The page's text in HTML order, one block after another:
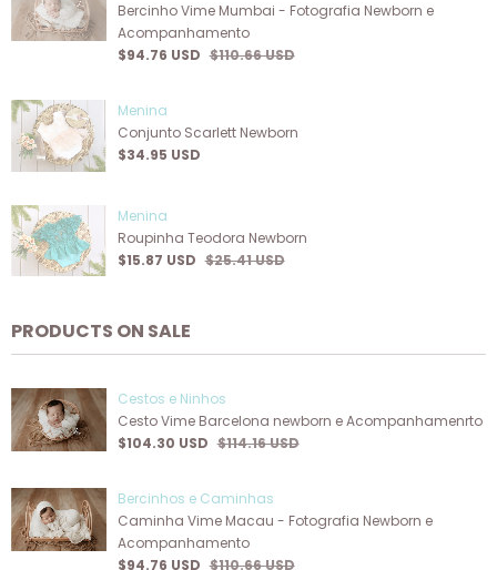
Bercinho Vime Mumbai - Fotografia Newborn e
Acompanhamento
$94.76 USD $110.66 USD
Menina
Conjunto Scarlett Newborn
$34.95 USD
Menina
Roupinha Teodora Newborn
$15.87 USD $25.41 USD
PRODUCTS ON SALE
Cestos e Ninhos
Cesto Vime Barcelona newborn e Acompanhamenrto
$104.30 USD $114.16 USD
Bercinhos e Caminhas
Caminha Vime Macau - Fotografia Newborn e
Acompanhamento
$94.76 USD $110.66 USD